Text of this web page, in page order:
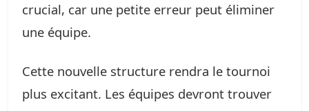
crucial, car une petite erreur peut éliminer
une équipe.
Cette nouvelle structure rendra le tournoi
plus excitant. Les équipes devront trouver